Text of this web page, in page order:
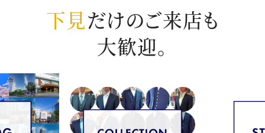
下見だけのご来店も
大歓迎。